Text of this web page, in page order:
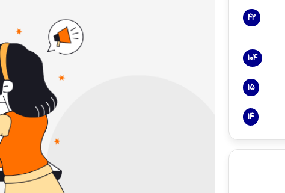
بازاریابی و فروش هوش مصنوعی
پلاگین های ارسال و تحویل
42
104
15
14